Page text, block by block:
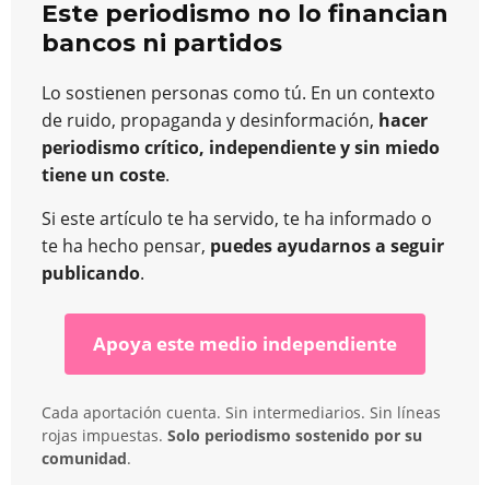
Este periodismo no lo financian
bancos ni partidos
Lo sostienen personas como tú. En un contexto
de ruido, propaganda y desinformación, hacer
periodismo crítico, independiente y sin miedo
tiene un coste.
Si este artículo te ha servido, te ha informado o
te ha hecho pensar, puedes ayudarnos a seguir
publicando.
Apoya este medio independiente
Cada aportación cuenta. Sin intermediarios. Sin líneas
rojas impuestas. Solo periodismo sostenido por su
comunidad.